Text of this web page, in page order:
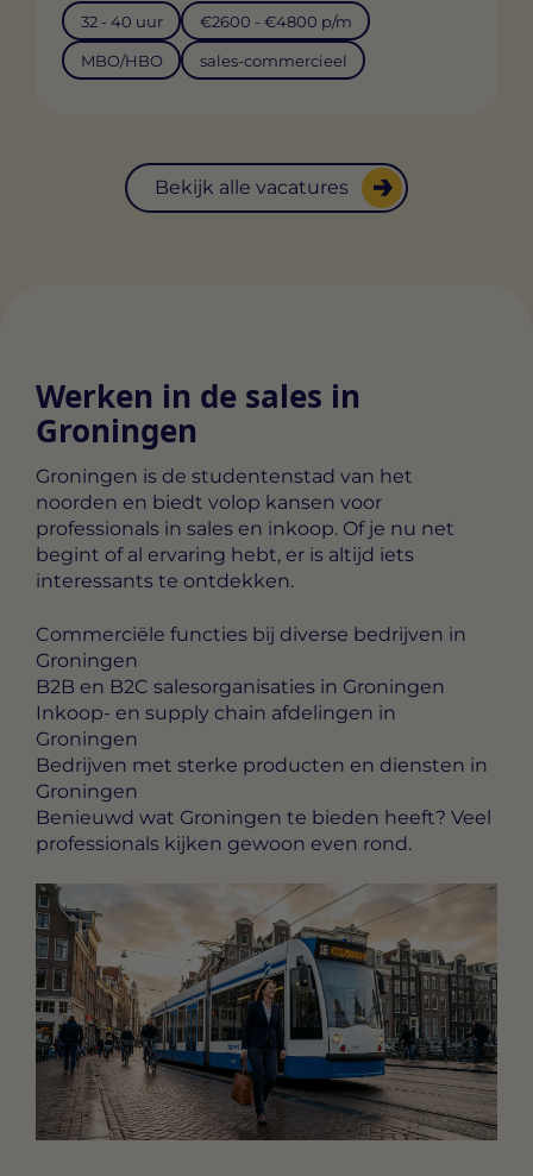
32 - 40 uur €2600 - €4800 p/m
MBO/HBO sales-commercieel
Bekijk alle vacatures
Werken in de sales in
Groningen
Groningen is de studentenstad van het
noorden en biedt volop kansen voor
professionals in sales en inkoop. Of je nu net
begint of al ervaring hebt, er is altijd iets
interessants te ontdekken.
Commerciële functies bij diverse bedrijven in
Groningen
B2B en B2C salesorganisaties in Groningen
Inkoop- en supply chain afdelingen in
Groningen
Bedrijven met sterke producten en diensten in
Groningen
Benieuwd wat Groningen te bieden heeft? Veel
professionals kijken gewoon even rond.